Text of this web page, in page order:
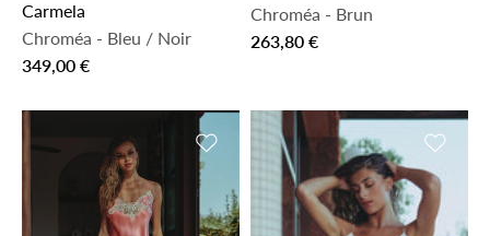
Carmela
Chroméa - Bleu / Noir
349,00 €
Chroméa - Brun
263,80 €
Ajouter à la liste de souhaitsAjouter